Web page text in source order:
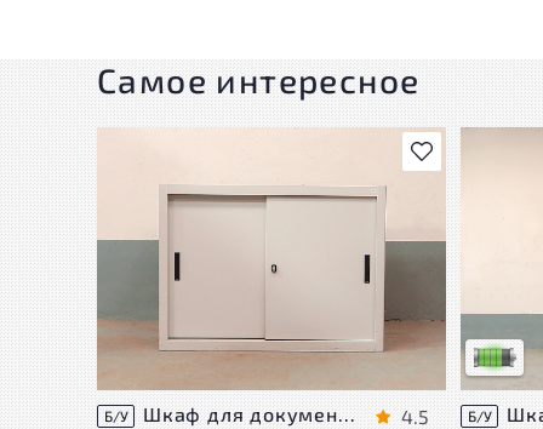
Самое интересное
В избранное
Б/У 4.5
Низкая
Б/У